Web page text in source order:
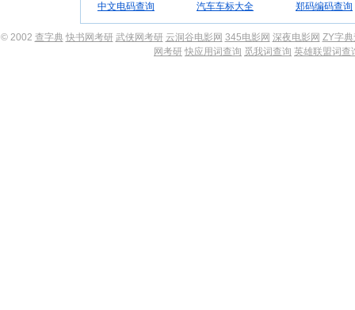
中文电码查询
汽车车标大全 郑码编码查询
© 2002 查字典 快书网考研 武侠网考研 云洞谷电影网 345电影网 深夜电影网 ZY字
网考研 快应用词查询 觅我词查询 英雄联盟词查